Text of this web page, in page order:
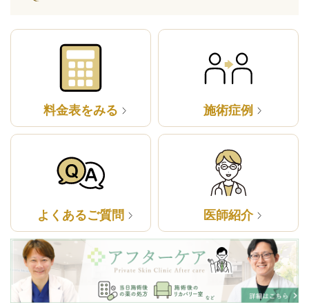
料金表をみる 施術症例
よくあるご質問 医師紹介